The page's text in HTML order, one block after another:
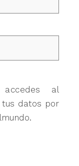
al
tus datos por